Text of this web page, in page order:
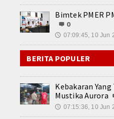
Bimtek PMER
0
🕔 07:09:45, 10 Jun
BERITA POPULER
Kebakaran Yang
Mustika Aurora
🕔 07:15:36, 10 Jun